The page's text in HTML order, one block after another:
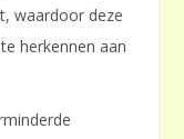
waardoor deze
herkennen aan